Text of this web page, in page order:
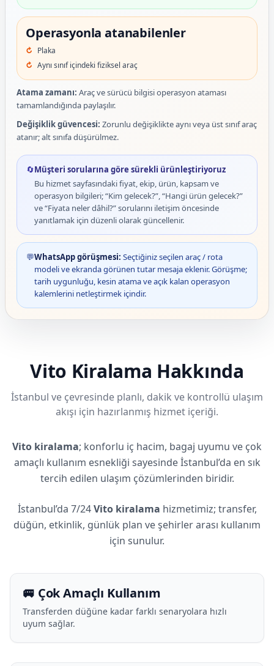
Operasyonla atanabilenler
Plaka
Aynı sınıf içindeki fiziksel araç
Atama zamanı: Araç ve sürücü bilgisi operasyon ataması
tamamlandığında paylaşılır.
Değişiklik güvencesi: Zorunlu değişiklikte aynı veya üst sınıf araç
atanır; alt sınıfa düşürülmez.
🔄Müşteri sorularına göre sürekli ürünleştiriyoruz
Bu hizmet sayfasındaki fiyat, ekip, ürün, kapsam ve
operasyon bilgileri; “Kim gelecek?”, “Hangi ürün gelecek?”
ve “Fiyata neler dâhil?” sorularını iletişim öncesinde
yanıtlamak için düzenli olarak güncellenir.
💬WhatsApp görüşmesi: Seçtiğiniz seçilen araç / rota
modeli ve ekranda görünen tutar mesaja eklenir. Görüşme;
tarih uygunluğu, kesin atama ve açık kalan operasyon
kalemlerini netleştirmek içindir.
Vito Kiralama Hakkında
İstanbul ve çevresinde planlı, dakik ve kontrollü ulaşım
akışı için hazırlanmış hizmet içeriği.
Vito kiralama; konforlu iç hacim, bagaj uyumu ve çok
amaçlı kullanım esnekliği sayesinde İstanbul’da en sık
tercih edilen ulaşım çözümlerinden biridir.
İstanbul’da 7/24Vito kiralama hizmetimiz; transfer,
düğün, etkinlik, günlük plan ve şehirler arası kullanım
için sunulur.
🚐 Çok Amaçlı Kullanım
Transferden düğüne kadar farklı senaryolara hızlı
uyum sağlar.